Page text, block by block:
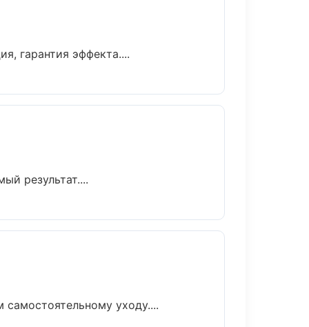
гарантия эффекта....
результат....
уходу....